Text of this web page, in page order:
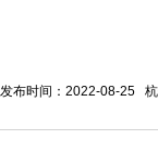
发布时间：2022-08-25